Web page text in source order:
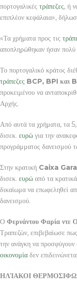
πορτογαλικές τράπεζες, ή
επιπλέον κεφάλαια»,
«Τα χρήματα προς τις
αποπληρώθηκαν ήσαν πολύ
Το πορτογαλικό κράτος
τράπεζες BCP, BPI και
προκειμένου να
Αρχής.
Από αυτά τα χρήματα, τα
δισεκ. ευρώ για την
προγράμματος δανεισμού
Στην κρατική Caixa
δισεκ. ευρώ από τα
δικαίωμα να επωφεληθεί
δανεισμού.
Ο Φερνάντου Φαρία ντε
Τραπεζών, επιβεβαίωσε
την ανάγκη να προσφύγουν
οικονομία δεν
ΗΛΊΑΚΟΙ